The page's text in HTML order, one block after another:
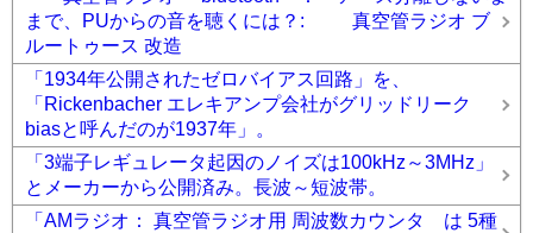
まで、PUからの音を聴くには？: 真空管ラジオ ブ
ルートゥース 改造
「1934年公開されたゼロバイアス回路」を、
「Rickenbacher エレキアンプ会社がグリッドリーク
biasと呼んだのが1937年」。
「3端子レギュレータ起因のノイズは100kHz～3MHz」
とメーカーから公開済み。長波～短波帯。
「AMラジオ： 真空管ラジオ用 周波数カウンタ は 5種